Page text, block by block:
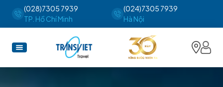
(028)7305 7939
TP. Hồ Chí Minh
(024)7305 7939
Hà Nội